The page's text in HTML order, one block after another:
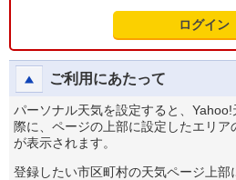
ログイン
ご利用にあたって
パーソナル天気を設定すると、
際に、ページの上部に設定したエリ
が表示されます。
登録したい市区町村の天気ページ上部